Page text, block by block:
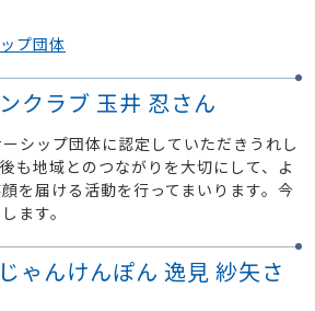
プ団体
クラブ 玉井 忍さん
シップ団体に認定していただきうれし
も地域とのつながりを大切にして、よ
を届ける活動を行ってまいります。今
ます。
ゃんけんぽん 逸見 紗矢さ